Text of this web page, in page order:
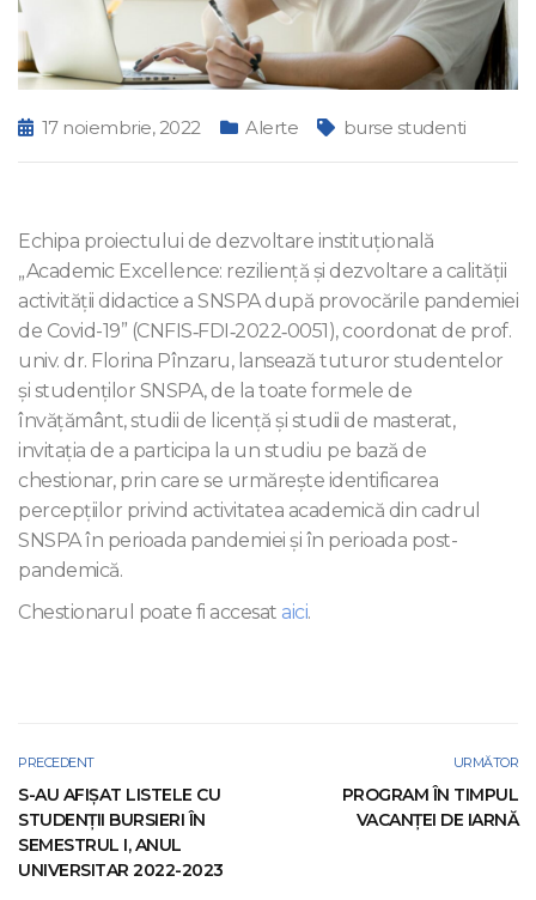
17 noiembrie, 2022 Alerte burse studenti
Echipa proiectului de dezvoltare instituțională
„Academic Excellence: reziliență și dezvoltare a calității
activității didactice a SNSPA după provocările pandemiei
de Covid-19” (CNFIS‐FDI‐2022‐0051), coordonat de prof.
univ. dr. Florina Pînzaru, lansează tuturor studentelor
și studenților SNSPA, de la toate formele de
învățământ, studii de licență și studii de masterat,
invitația de a participa la un studiu pe bază de
chestionar, prin care se urmărește identificarea
percepțiilor privind activitatea academică din cadrul
SNSPA în perioada pandemiei și în perioada post-
pandemică.
Chestionarul poate fi accesat aici.
PRECEDENT
S-AU AFIŞAT LISTELE CU
STUDENŢII BURSIERI ÎN
SEMESTRUL I, ANUL
UNIVERSITAR 2022-2023
URMĂTOR
PROGRAM ÎN TIMPUL
VACANȚEI DE IARNĂ